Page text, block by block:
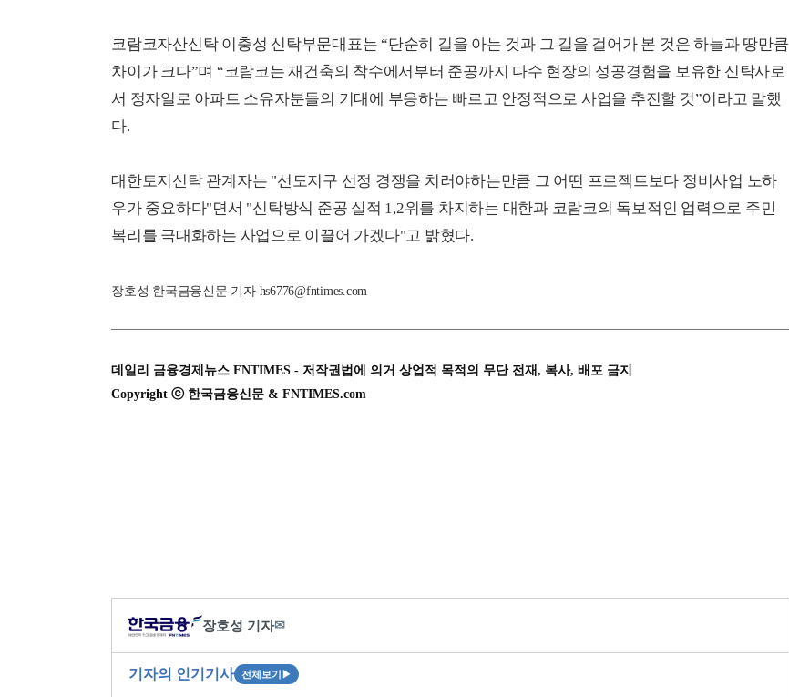
코람코자산신탁 이충성 신탁부문대표는 “단순히 길을 아는 것과 그 길을 걸어가 본 것은 하늘과 땅만큼
차이가 크다”며 “코람코는 재건축의 착수에서부터 준공까지 다수 현장의 성공경험을 보유한 신탁사로
서 정자일로 아파트 소유자분들의 기대에 부응하는 빠르고 안정적으로 사업을 추진할 것”이라고 말했
다.
대한토지신탁 관계자는 "선도지구 선정 경쟁을 치러야하는만큼 그 어떤 프로젝트보다 정비사업 노하
우가 중요하다"면서 "신탁방식 준공 실적 1,2위를 차지하는 대한과 코람코의 독보적인 업력으로 주민
복리를 극대화하는 사업으로 이끌어 가겠다"고 밝혔다.
장호성 한국금융신문 기자 hs6776@fntimes.com
데일리 금융경제뉴스 FNTIMES - 저작권법에 의거 상업적 목적의 무단 전재, 복사, 배포 금지
Copyright ⓒ 한국금융신문 & FNTIMES.com
장호성 기자✉
기자의 인기기사 전체보기 ▶